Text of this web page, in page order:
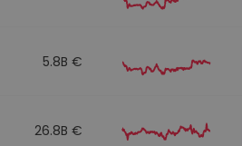
5.8B €
26.8B €